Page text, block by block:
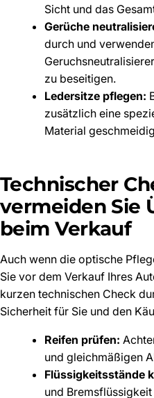
Sicht und das
Gerüche
durch und
zu beseitigen.
Ledersitze pflegen:
zusätzlich eine
Material
Technischer
vermeiden Sie
beim Verkauf
Auch wenn die optische
Sie vor dem Verkauf Ihres
kurzen technischen Check
Sicherheit für Sie und den
Reifen prüfen:
und gleichmäßigen
Flüssigkeitsstände
und